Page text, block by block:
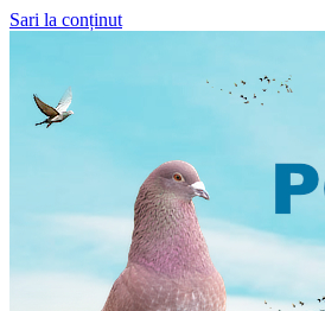
Sari la conținut